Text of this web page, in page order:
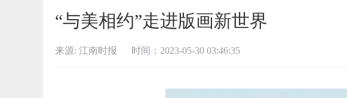
“与美相约”走进版画新世界
来源: 江南时报 时间：2023-05-30 03:46:35